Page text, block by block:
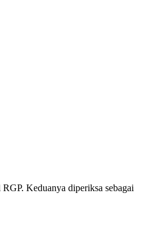
Keduanya diperiksa sebagai